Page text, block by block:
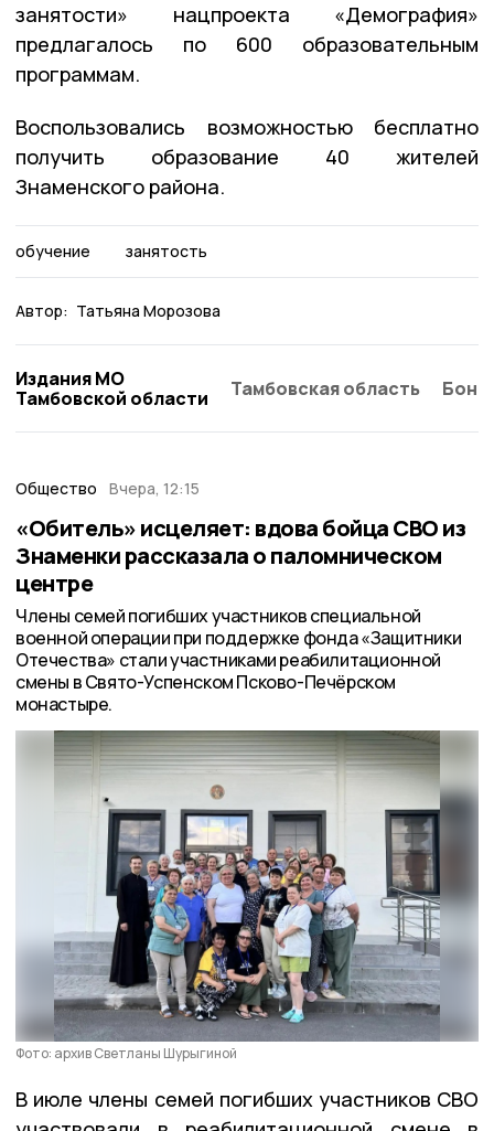
занятости» нацпроекта «Демография»
предлагалось по 600 образовательным
программам.
Воспользовались возможностью бесплатно
получить образование 40 жителей
Знаменского района.
обучение занятость
Автор: Татьяна Морозова
Издания МО
Тамбовской области
Тамбовская область
Общество Вчера, 12:15
«Обитель» исцеляет: вдова бойца СВО из
Знаменки рассказала о паломническом
центре
Члены семей погибших участников специальной
военной операции при поддержке фонда «Защитники
Отечества» стали участниками реабилитационной
смены в Свято-Успенском Псково-Печёрском
монастыре.
Фото: архив Светланы Шурыгиной
В июле члены семей погибших участников СВО